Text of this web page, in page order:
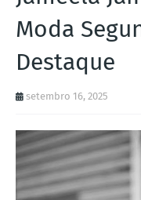
Moda
Destaque
setembro 16, 2025